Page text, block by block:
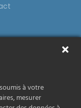
à votre
mesurer